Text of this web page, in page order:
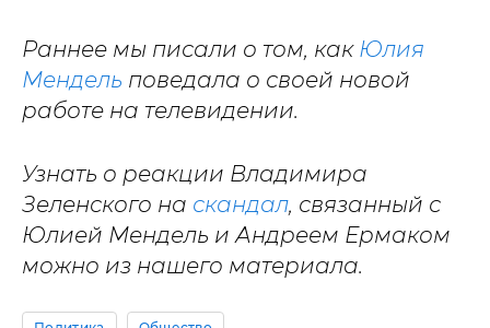
Раннее мы писали о том, как Юлия
Мендель поведала о своей новой
работе на телевидении.
Узнать о реакции Владимира
Зеленского на скандал, связанный с
Юлией Мендель и Андреем Ермаком
можно из нашего материала.